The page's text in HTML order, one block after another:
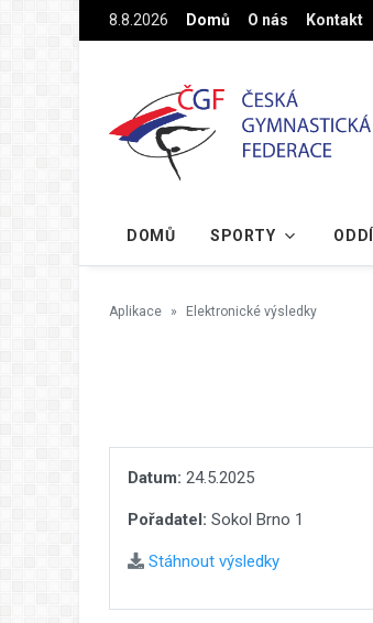
Na hlavní obsah8.8.2026 Domů O nás Kontakt
DOMŮ SPORTY
Aplikace Elektronické výsledky
Datum: 24.5.2025
Pořadatel: Sokol Brno 1
Stáhnout výsledky